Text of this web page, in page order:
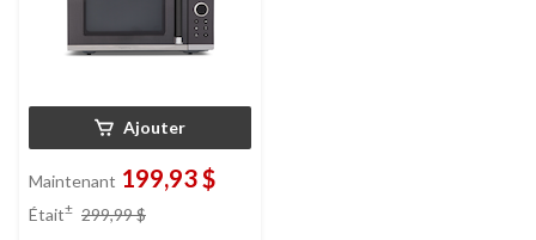
Ajouter
Maintenant 199,93 $
Était± 299,99 $